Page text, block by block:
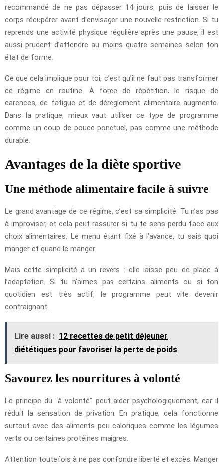
recommandé de ne pas dépasser 14 jours, puis de laisser le
corps récupérer avant d’envisager une nouvelle restriction. Si tu
reprends une activité physique régulière après une pause, il est
aussi prudent d’attendre au moins quatre semaines selon ton
état de forme.
Ce que cela implique pour toi, c’est qu’il ne faut pas transformer
ce régime en routine. À force de répétition, le risque de
carences, de fatigue et de dérèglement alimentaire augmente.
Dans la pratique, mieux vaut utiliser ce type de programme
comme un coup de pouce ponctuel, pas comme une méthode
durable.
Avantages de la diète sportive
Une méthode alimentaire facile à suivre
Le grand avantage de ce régime, c’est sa simplicité. Tu n’as pas
à improviser, et cela peut rassurer si tu te sens perdu face aux
choix alimentaires. Le menu étant fixé à l’avance, tu sais quoi
manger et quand le manger.
Mais cette simplicité a un revers : elle laisse peu de place à
l’adaptation. Si tu n’aimes pas certains aliments ou si ton
quotidien est très actif, le programme peut vite devenir
contraignant.
Lire aussi : 12 recettes de petit déjeuner
diététiques pour favoriser la perte de poids
Savourez les nourritures à volonté
Le principe du “à volonté” peut aider psychologiquement, car il
réduit la sensation de privation. En pratique, cela fonctionne
surtout avec des aliments peu caloriques comme les légumes
verts ou certaines protéines maigres.
Attention toutefois à ne pas confondre liberté et excès. Manger